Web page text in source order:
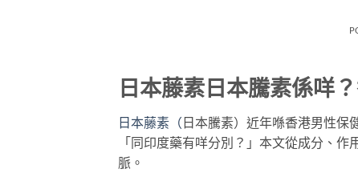
日本藤素日本騰素係咩
日本藤素（ 日本騰素）近年喺香港男性保
「同印度藥有咩分別？」本文從成分、
脈。